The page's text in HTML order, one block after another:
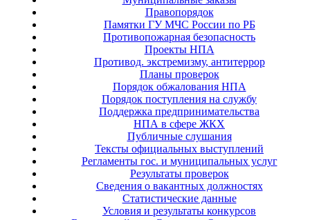
Правопорядок
Памятки ГУ МЧС России по РБ
Противопожарная безопасность
Проекты НПА
Противод. экстремизму, антитеррор
Планы проверок
Порядок обжалования НПА
Порядок поступления на службу
Поддержка предпринимательства
НПА в сфере ЖКХ
Публичные слушания
Тексты официальных выступлений
Регламенты гос. и муниципальных услуг
Результаты проверок
Сведения о вакантных должностях
Статистические данные
Условия и результаты конкурсов